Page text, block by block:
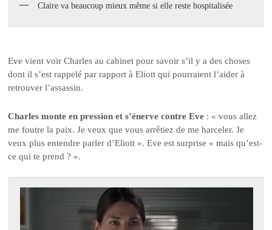
Claire va beaucoup mieux même si elle reste hospitalisée
Eve vient voir Charles au cabinet pour savoir s’il y a des choses
dont il s’est rappelé par rapport à Eliott qui pourraient l’aider à
retrouver l’assassin.
Charles monte en pression et s’énerve contre Eve : « vous allez
me foutre la paix. Je veux que vous arrêtiez de me harceler. Je
veux plus entendre parler d’Eliott ». Eve est surprise « mais qu’est-
ce qui te prend ? ».